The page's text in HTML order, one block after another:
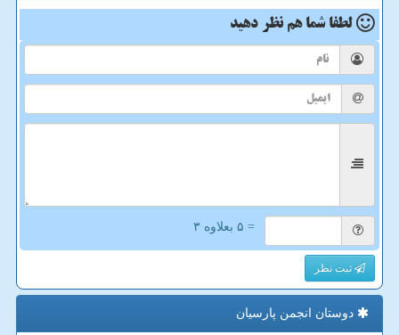
لطفا شما هم نظر دهید
= ۵ بعلاوه ۳
ثبت نظر
دوستان انجمن پارسیان